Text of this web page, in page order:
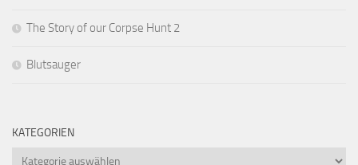
The Story of our Corpse Hunt 2
Blutsauger
KATEGORIEN
Kategorien